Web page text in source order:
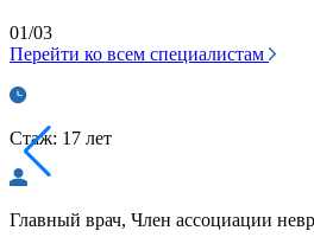
01/03
Перейти ко всем специалистам
Стаж: 17 лет
Главный врач, Член ассоциации